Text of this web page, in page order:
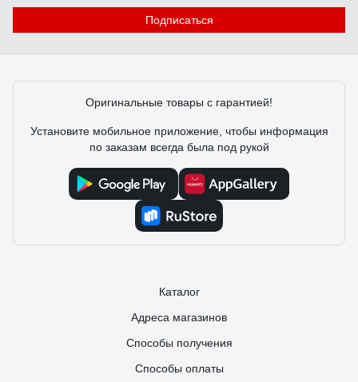
Подписаться
Оригинальные товары с гарантией!
Установите мобильное приложение, чтобы информация
по заказам всегда была под рукой
Каталог
Адреса магазинов
Способы получения
Способы оплаты